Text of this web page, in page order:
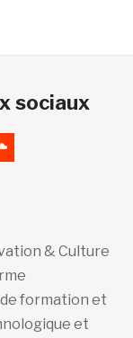
sociaux
& Culture
formation et
et